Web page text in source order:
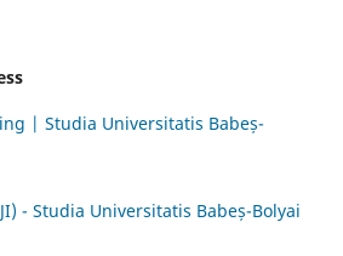
| Studia Universitatis Babeș-
- Studia Universitatis Babeș-Bolyai